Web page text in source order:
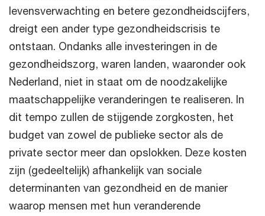
levensverwachting en betere gezondheidscijfers,
dreigt een ander type gezondheidscrisis te
ontstaan. Ondanks alle investeringen in de
gezondheidszorg, waren landen, waaronder ook
Nederland, niet in staat om de noodzakelijke
maatschappelijke veranderingen te realiseren. In
dit tempo zullen de stijgende zorgkosten, het
budget van zowel de publieke sector als de
private sector meer dan opslokken. Deze kosten
zijn (gedeeltelijk) afhankelijk van sociale
determinanten van gezondheid en de manier
waarop mensen met hun veranderende